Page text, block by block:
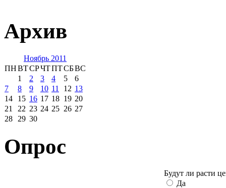
Архив
Ноябрь 2011
ПНВТСРЧТПТСБВС
1
2 3 4 5
6
7
8 9 10 11 12 13
14
15 16 17 18 19 20
21
22 23 24 25 26 27
28
29 30
Опрос
Будут ли расти
Да